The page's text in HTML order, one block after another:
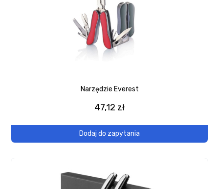
Narzędzie Everest
47,12 zł
Dodaj do zapytania